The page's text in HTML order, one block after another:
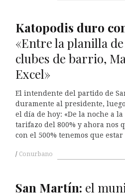
Katopodis duro
«Entre la planilla
clubes de barrio,
Excel»
El intendente del partido de
duramente al presidente,
el día de hoy: «De la noche a
tarifazo del 800% y ahora nos
con el 500% tenemos que estar
Conurbano
San Martín: el